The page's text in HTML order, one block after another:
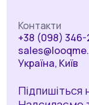
Контакти
+38 (098) 346-
Україна, Київ
Підпишіться